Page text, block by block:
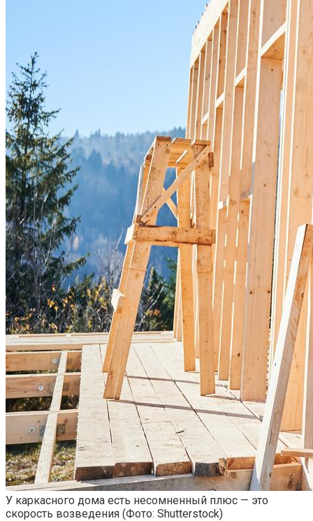
У каркасного дома есть несомненный плюс — это
скорость возведения (Фото: Shutterstock)